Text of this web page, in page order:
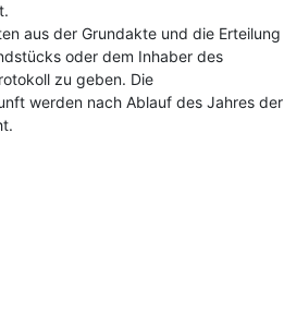
aus der Grundakte und die Erteilung
oder dem Inhaber des
zu geben. Die
werden nach Ablauf des Jahres der